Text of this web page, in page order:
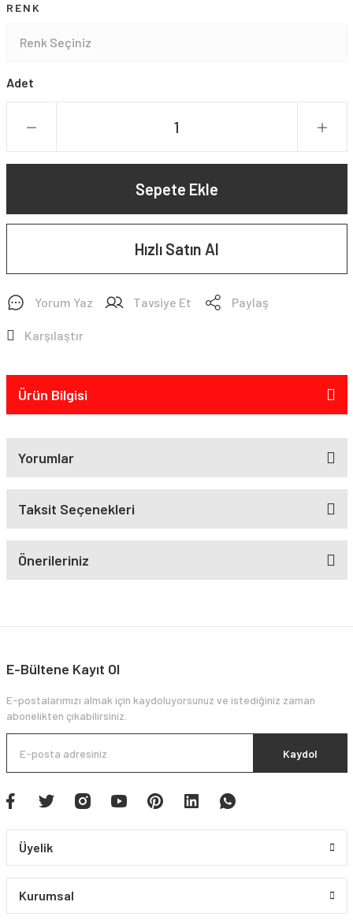
RENK
Adet
Sepete Ekle
Hızlı Satın Al
Yorum Yaz Tavsiye Et Paylaş
Karşılaştır
Ürün Bilgisi
Yorumlar
Taksit Seçenekleri
Önerileriniz
E-Bültene Kayıt Ol
E-postalarımızı almak için kaydoluyorsunuz ve istediğiniz zaman
abonelikten çıkabilirsiniz.
Kaydol
Üyelik
Kurumsal